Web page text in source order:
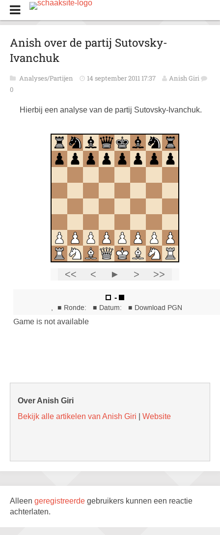
Anish over de partij Sutovsky-
Ivanchuk
Analyses/Partijen 14 september 2011 17:37
Anish Giri
0
Hierbij een analyse van de partij Sutovsky-Ivanchuk.
Over Anish Giri
Bekijk alle artikelen van Anish Giri
Website
Alleen geregistreerde gebruikers kunnen een reactie
achterlaten.